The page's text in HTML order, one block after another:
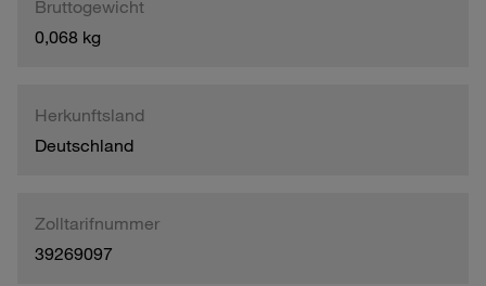
Bruttogewicht
0,068 kg
Herkunftsland
Deutschland
Zolltarifnummer
39269097